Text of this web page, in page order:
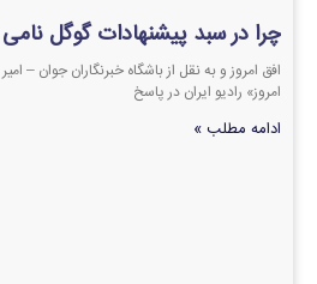
چرا در سبد پیشنهادات گوگل
افق امروز و به نقل از باشگاه خبرنگاران جوان –
امروز» رادیو ایران در پاسخ
ادامه مطلب »